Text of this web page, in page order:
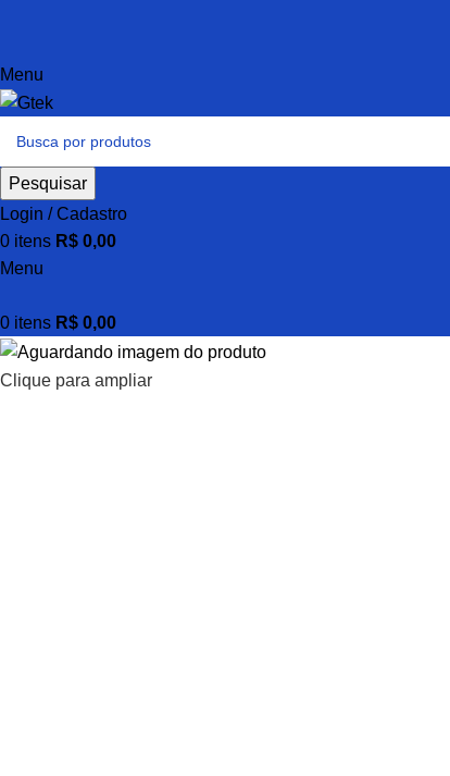
Menu
Pesquisar
Login / Cadastro
0 itens R$ 0,00
Menu
0 itens R$ 0,00
Clique para ampliar